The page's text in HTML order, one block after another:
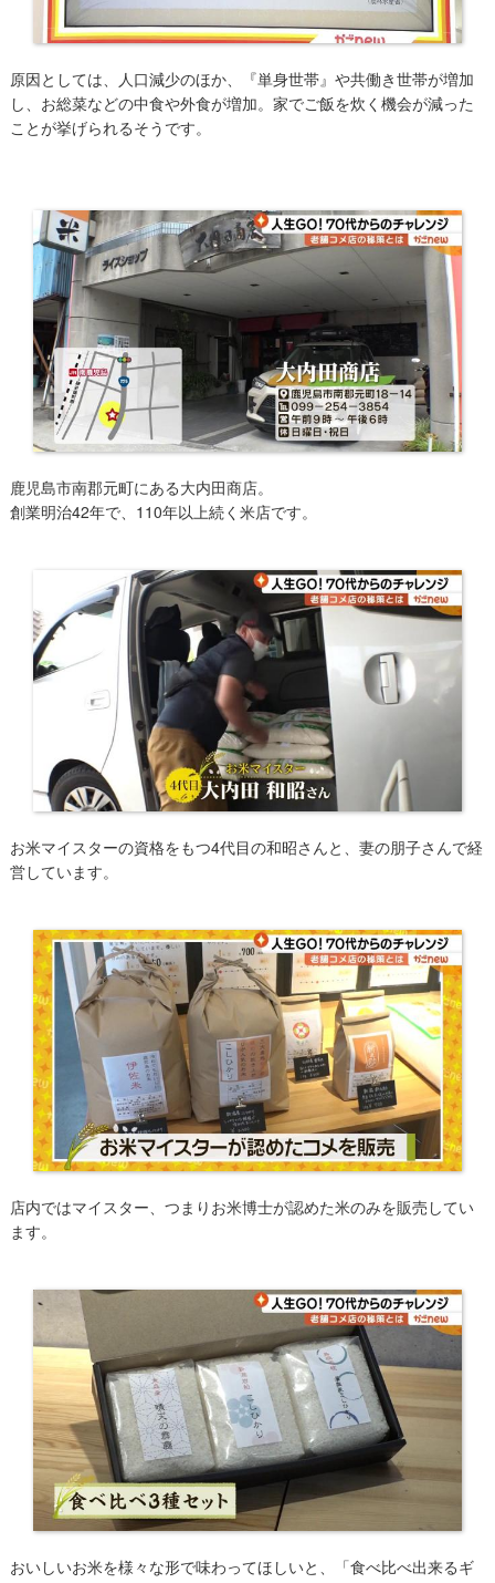
原因としては、人口減少のほか、『単身世帯』や共働き世帯が増加
し、お総菜などの中食や外食が増加。家でご飯を炊く機会が減った
ことが挙げられるそうです。
鹿児島市南郡元町にある大内田商店。
創業明治42年で、110年以上続く米店です。
お米マイスターの資格をもつ4代目の和昭さんと、妻の朋子さんで経
営しています。
店内ではマイスター、つまりお米博士が認めた米のみを販売してい
ます。
おいしいお米を様々な形で味わってほしいと、「食べ比べ出来るギ